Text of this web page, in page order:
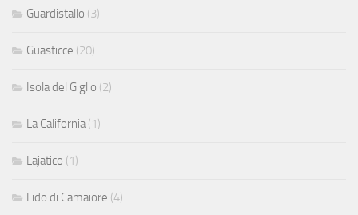
Guardistallo (3)
Guasticce (20)
Isola del Giglio (2)
La California (1)
Lajatico (1)
Lido di Camaiore (4)